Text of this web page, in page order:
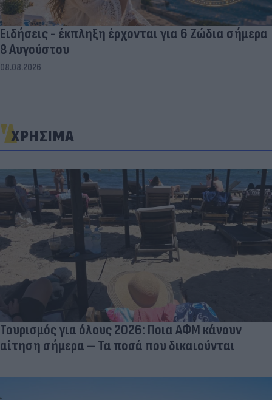
Ειδήσεις - έκπληξη έρχονται για 6 Ζώδια σήμερα
8 Αυγούστου
08.08.2026
ΧΡΗΣΙΜΑ
Τουρισμός για όλους 2026: Ποια ΑΦΜ κάνουν
αίτηση σήμερα – Τα ποσά που δικαιούνται